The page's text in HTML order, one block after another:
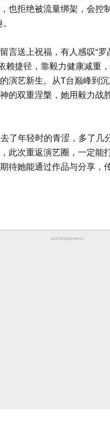
也拒绝被流量绑架，会控
言送上祝福，有人感叹“
赖捷径，靠毅力健康减重
演艺新生。从T台巅峰到
的双重涅槃，她用毅力战
了年轻时的青涩，多了几
此次重返演艺圈，一定能
待她能通过作品与分享，
advertisement